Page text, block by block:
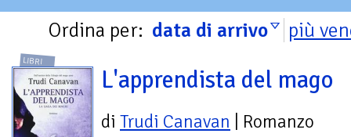
Ordina per: data di arrivo più
LIBRI
L'apprendista del mago
di Trudi Canavan | Romanzo